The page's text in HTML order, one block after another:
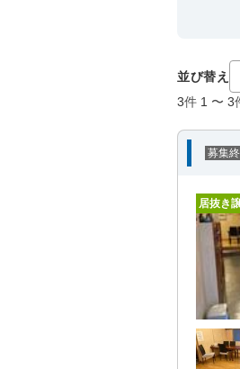
並び替え
3件 1 〜 3
募集
居抜き